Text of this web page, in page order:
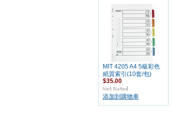
MIT 4205 A4 5級彩色
紙質索引(10套/包)
$35.00
添加到購物車